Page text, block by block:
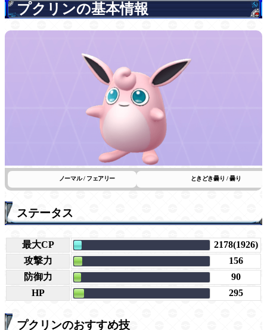
プクリンの基本情報
ノーマル / フェアリー ときどき曇り / 曇り
ステータス
最大CP
2178(1926)
攻撃力
156
防御力
90
HP
295
プクリンのおすすめ技